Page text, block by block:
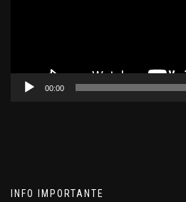
00:00
INFO IMPORTANTE